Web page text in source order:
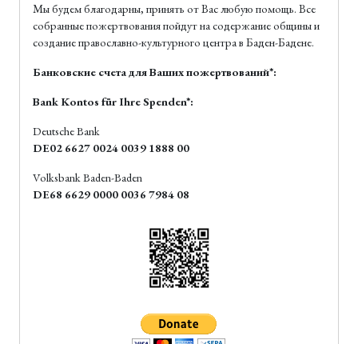
Мы будем благодарны, принять от Вас любую помощь. Все
собранные пожертвования пойдут на содержание общины и
создание православно-культурного центра в Баден-Бадене.
Банковские счета для Ваших пожертвований*:
Bank Kontos für Ihre Spenden*:
Deutsche Bank
DE02 6627 0024 0039 1888 00
Volksbank Baden-Baden
DE68 6629 0000 0036 7984 08